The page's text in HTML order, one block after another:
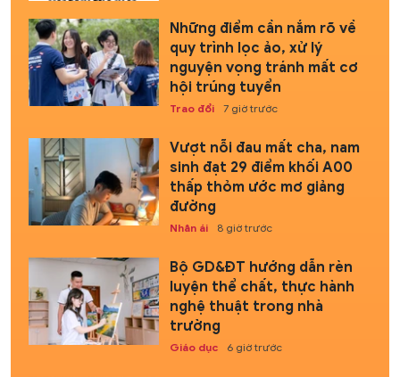
Những điểm cần nắm rõ về
quy trình lọc ảo, xử lý
nguyện vọng tránh mất cơ
hội trúng tuyển
Trao đổi 7 giờ trước
Vượt nỗi đau mất cha, nam
sinh đạt 29 điểm khối A00
thấp thỏm ước mơ giảng
đường
Nhân ái 8 giờ trước
Bộ GD&ĐT hướng dẫn rèn
luyện thể chất, thực hành
nghệ thuật trong nhà
trường
Giáo dục 6 giờ trước